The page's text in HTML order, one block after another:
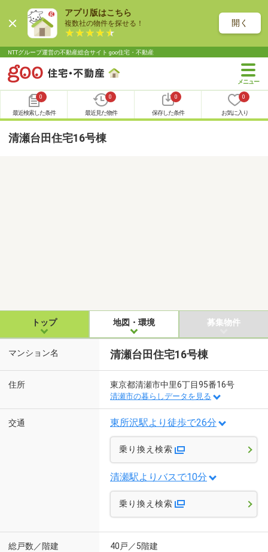
アプリ版はこちら
複数社の物件を探せる！ 開く
NTTグループ運営の不動産総合サイト goo住宅・不動産
0
最近検索した条件
0
最近見た物件
0
保存した条件
0
お気に入り
清瀬台田住宅16号棟
トップ 地図・環境 募集物件
マンション名 清瀬台田住宅16号棟
住所 東京都清瀬市中里6丁目95番16号
清瀬市の暮らしデータを見る
交通 東所沢駅より徒歩で26分
乗り換え検索
清瀬駅よりバスで10分
乗り換え検索
総戸数／階建 40戸／5階建